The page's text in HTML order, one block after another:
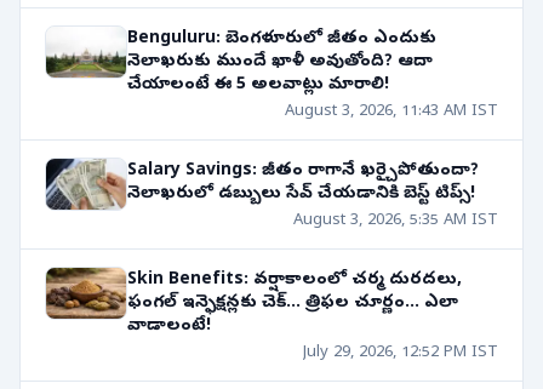
Benguluru: బెంగళూరులో జీతం ఎందుకు
నెలాఖరుకు ముందే ఖాళీ అవుతోంది? ఆదా
చేయాలంటే ఈ 5 అలవాట్లు మారాలి!
August 3, 2026, 11:43 AM IST
Salary Savings: జీతం రాగానే ఖర్చైపోతుందా?
నెలాఖరులో డబ్బులు సేవ్ చేయడానికి బెస్ట్ టిప్స్!
August 3, 2026, 5:35 AM IST
Skin Benefits: వర్షాకాలంలో చర్మ దురదలు,
ఫంగల్ ఇన్ఫెక్షన్లకు చెక్... త్రిఫల చూర్ణం... ఎలా
వాడాలంటే!
July 29, 2026, 12:52 PM IST